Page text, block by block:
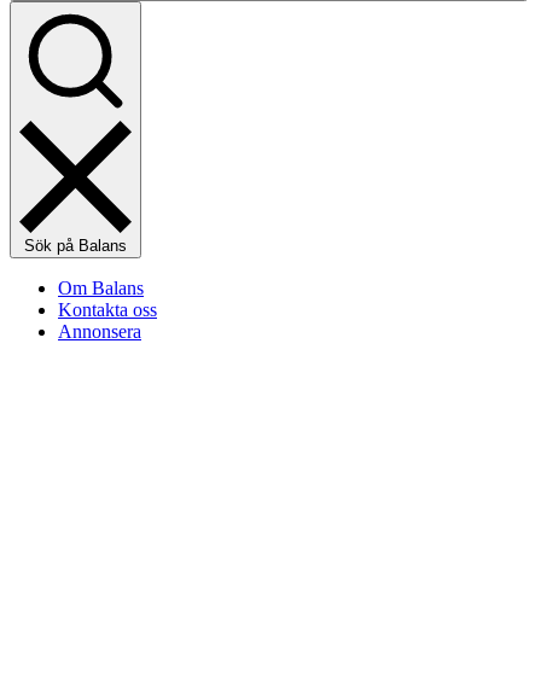
Sök på Balans
Om Balans
Kontakta oss
Annonsera